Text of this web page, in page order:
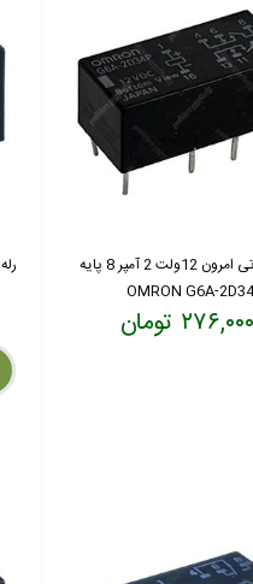
رله مخابراتی امرون 12ولت 2 آمپر 8 پایه
OMRON G6A-
۲۷۶,۰۰۰ تومان